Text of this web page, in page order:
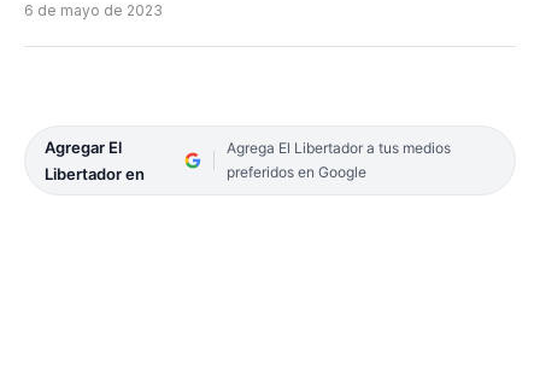
6 de mayo de 2023
Agregar El
Libertador en
Agrega El Libertador a tus medios
preferidos en Google